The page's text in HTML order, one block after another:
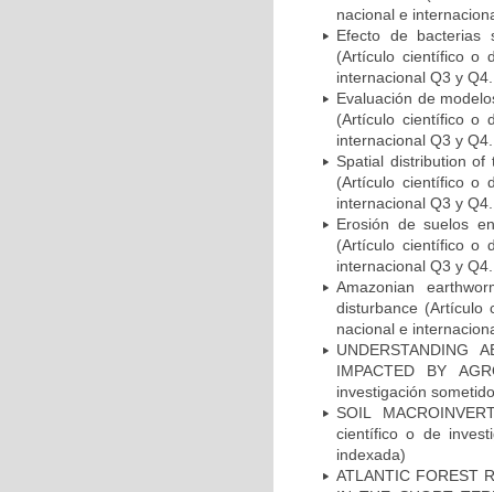
nacional e
Efecto de bacterias
(Artículo científico o
internacional Q3 y
Evaluación de
(Artículo científico o
internacional Q3 y
Spatial distribution
(Artículo científico o
internacional Q3 y
Erosión de suelos
(Artículo científico o
internacional Q3 y
Amazonian
disturbance (Artículo
nacional e
UNDERSTANDING
IMPACTED BY
investigación
SOIL
científico o de
indexada)
ATLANTIC FOREST